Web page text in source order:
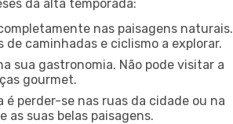
da alta temporada:
nas paisagens naturais.
caminhadas e ciclismo a explorar.
sua gastronomia. Não pode visitar a
gourmet.
perder-se nas ruas da cidade ou na
suas belas paisagens.